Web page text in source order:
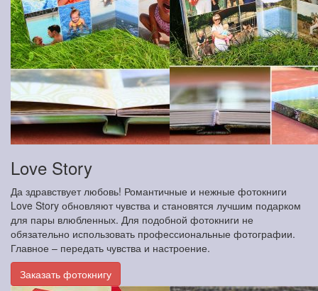
Love Story
Да здравствует любовь! Романтичные и нежные фотокниги
Love Story обновляют чувства и становятся лучшим подарком
для пары влюбленных. Для подобной фотокниги не
обязательно использовать профессиональные фотографии.
Главное – передать чувства и настроение.
Заказать фотокнигу